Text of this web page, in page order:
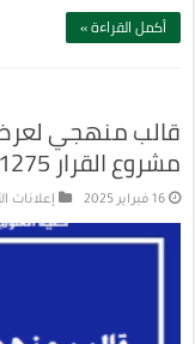
أكمل القراءة »
قالب منهجي
مشروع القرار 1275
16 فبراير 2025 إعلانات